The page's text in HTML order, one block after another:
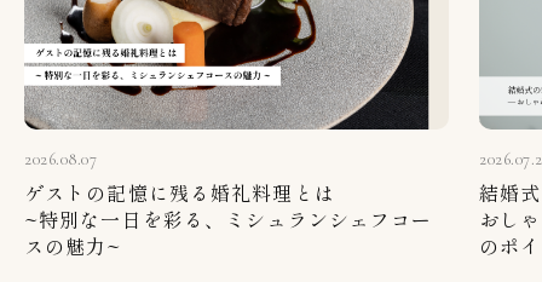
2026.08.07
ゲストの記憶に残る婚礼料理とは
~特別な一日を彩る、ミシュランシェフコー
スの魅力~
結婚
おし
のポ